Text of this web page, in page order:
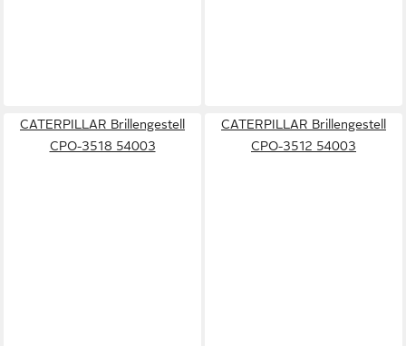
CATERPILLAR Brillengestell
CPO-3518 54003
CATERPILLAR Brillengestell
CPO-3512 54003